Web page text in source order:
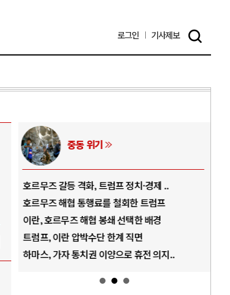
로그인 기사제보
중동 위기
호르무즈 갈등 격화, 트럼프 정치·경제 ..
호르무즈 해협 통행료를 철회한 트럼프
이란, 호르무즈 해협 봉쇄 선택한 배경
트럼프, 이란 압박수단 한계 직면
하마스, 가자 통치권 이양으로 휴전 의지..